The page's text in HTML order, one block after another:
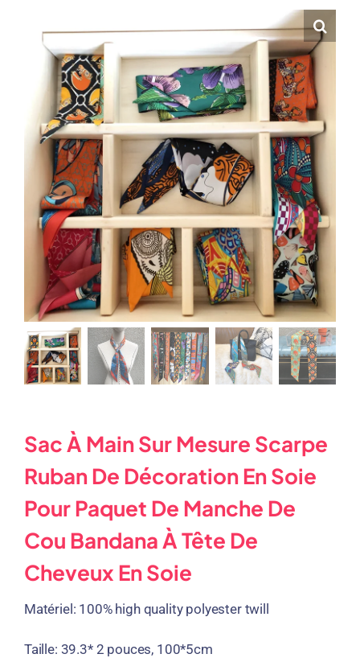
Sac À Main Sur Mesure Scarpe
Ruban De Décoration En Soie
Pour Paquet De Manche De
Cou Bandana À Tête De
Cheveux En Soie
Matériel: 100% high quality polyester twill
Taille: 39.3* 2 pouces, 100*5cm